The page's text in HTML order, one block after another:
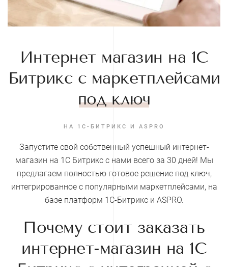
Интернет магазин на 1С
Битрикс с маркетплейсами
под ключ
НА 1С-БИТРИКС И ASPRO
Запустите свой собственный успешный интернет-
магазин на 1С Битрикс с нами всего за 30 дней! Мы
предлагаем полностью готовое решение под ключ,
интегрированное с популярными маркетплейсами, на
базе платформ 1С-Битрикс и ASPRO.
Почему стоит заказать
интернет-магазин на 1С